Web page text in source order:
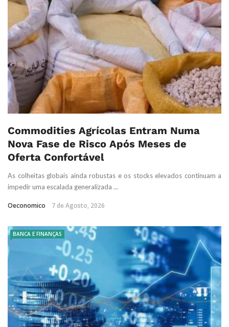
Commodities Agrícolas Entram Numa
Nova Fase de Risco Após Meses de
Oferta Confortável
As colheitas globais ainda robustas e os stocks elevados continuam a
impedir uma escalada generalizada ...
Oeconomico 7 de Agosto, 2026
BANCA E FINANÇAS